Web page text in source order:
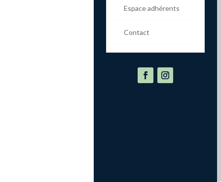
Espace adhérents
Contact